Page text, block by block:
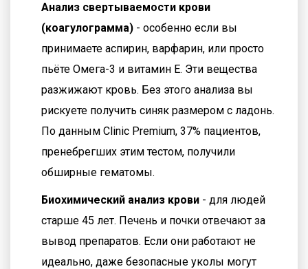
Анализ свертываемости крови
(коагулограмма) - особенно если вы
принимаете аспирин, варфарин, или просто
пьёте Омега-3 и витамин Е. Эти вещества
разжижают кровь. Без этого анализа вы
рискуете получить синяк размером с ладонь.
По данным Clinic Premium, 37% пациентов,
пренебрегших этим тестом, получили
обширные гематомы.
Биохимический анализ крови - для людей
старше 45 лет. Печень и почки отвечают за
вывод препаратов. Если они работают не
идеально, даже безопасные уколы могут